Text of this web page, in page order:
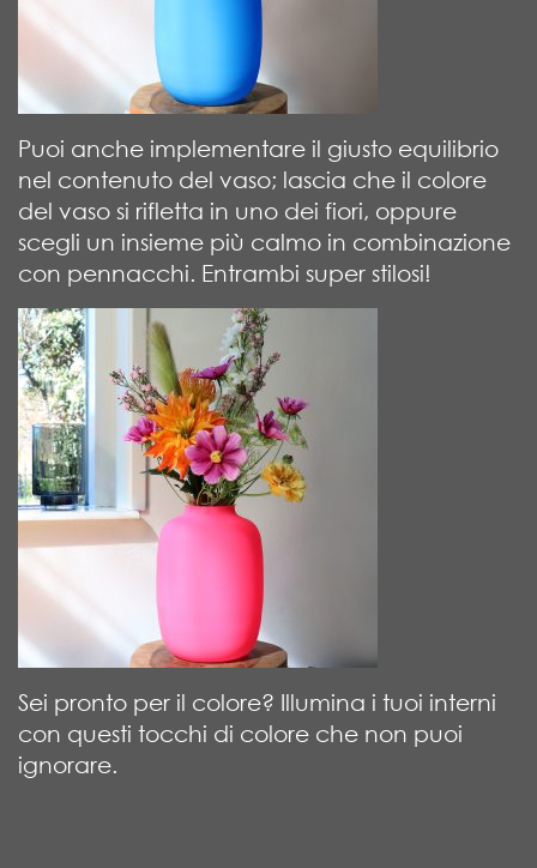
Puoi anche implementare il giusto equilibrio
nel contenuto del vaso; lascia che il colore
del vaso si rifletta in uno dei fiori, oppure
scegli un insieme più calmo in combinazione
con pennacchi. Entrambi super stilosi!
Sei pronto per il colore? Illumina i tuoi interni
con questi tocchi di colore che non puoi
ignorare.